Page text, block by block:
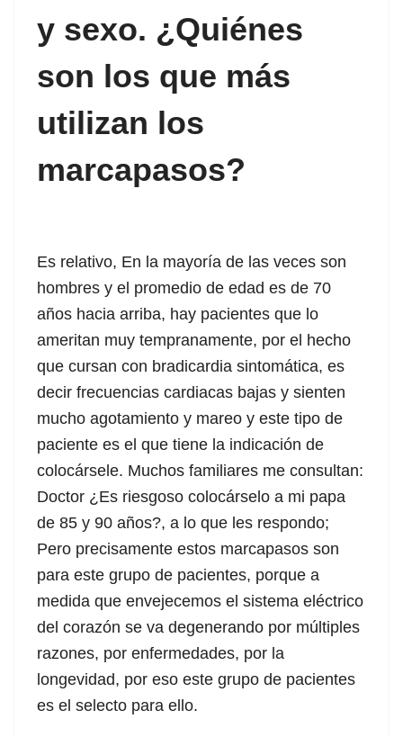
güncel giriş
giriş
y sexo. ¿Quiénes
son los que más
utilizan los
marcapasos?
Es relativo, En la mayoría de las veces son
hombres y el promedio de edad es de 70
años hacia arriba, hay pacientes que lo
ameritan muy tempranamente, por el hecho
que cursan con bradicardia sintomática, es
decir frecuencias cardiacas bajas y sienten
mucho agotamiento y mareo y este tipo de
paciente es el que tiene la indicación de
colocársele. Muchos familiares me consultan:
Doctor ¿Es riesgoso colocárselo a mi papa
de 85 y 90 años?, a lo que les respondo;
Pero precisamente estos marcapasos son
para este grupo de pacientes, porque a
medida que envejecemos el sistema eléctrico
del corazón se va degenerando por múltiples
razones, por enfermedades, por la
longevidad, por eso este grupo de pacientes
es el selecto para ello.